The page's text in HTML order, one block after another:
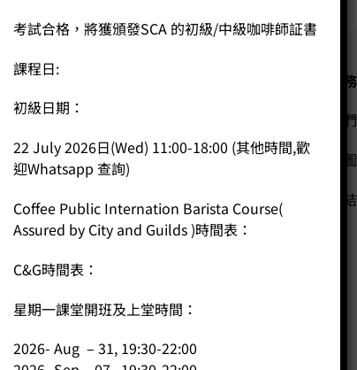
關於我們
導師簡介
課程/工作坊
客戶服務
聯絡我們
網站地圖
友站連結
考試合格，將獲頒發SCA 的初級/中級咖啡師証書
課程日:
初級日期：
22 July 2026日(Wed) 11:00-18:00 (其他時間,歡
迎Whatsapp 查詢)
Coffee Public Internation Barista Course(
Assured by City and Guilds )時間表：
C&G時間表：
星期一課堂開班及上堂時間：
2026- Aug – 31, 19:30-22:00